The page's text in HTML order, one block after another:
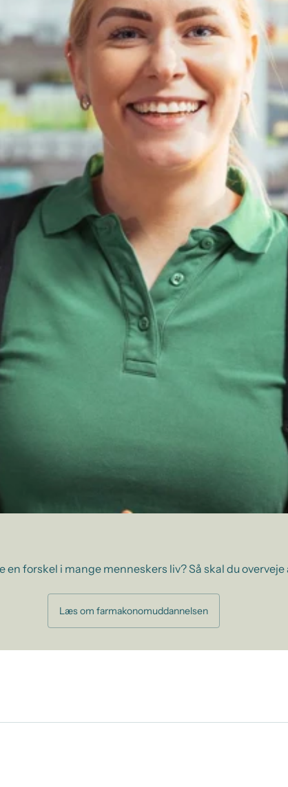
forskel i mange menneskers liv? Så skal du
Læs om farmakonomuddannelsen